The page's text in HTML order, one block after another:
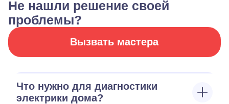
Не нашли решение своей
проблемы?
Вызвать мастера
Что нужно для диагностики
электрики дома?